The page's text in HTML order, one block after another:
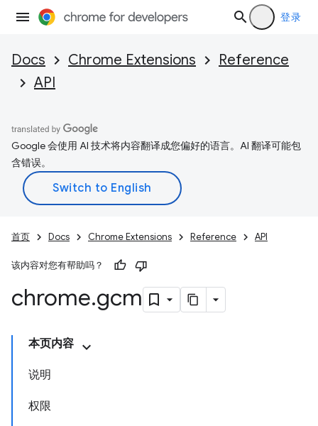
登录
Docs Chrome Extensions
Reference
API
Google 会使用 AI 技术将内容翻译成您偏好的语言。AI 翻译可能包
含错误。
首页 Docs Chrome Extensions Reference API
该内容对您有帮助吗？
chrome.gcm
本页内容
说明
权限